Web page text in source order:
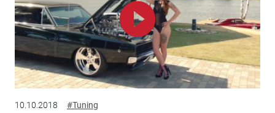
10.10.2018 #Tuning